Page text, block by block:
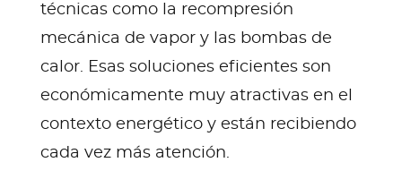
técnicas como la recompresión
mecánica de vapor y las bombas de
calor. Esas soluciones eficientes son
económicamente muy atractivas en el
contexto energético y están recibiendo
cada vez más atención.